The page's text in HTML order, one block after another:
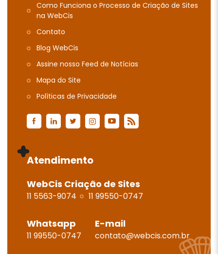
Como Funciona o Processo de Criação de Sites
na WebCis
Contato
Blog WebCis
Assine nosso Feed de Notícias
Mapa do Site
Polí­ticas de Privacidade
Atendimento
WebCis Criação de Sites
11 5563-9074 11 99550-0747
Whatsapp
11 99550-0747
E-mail
contato@webcis.com.br